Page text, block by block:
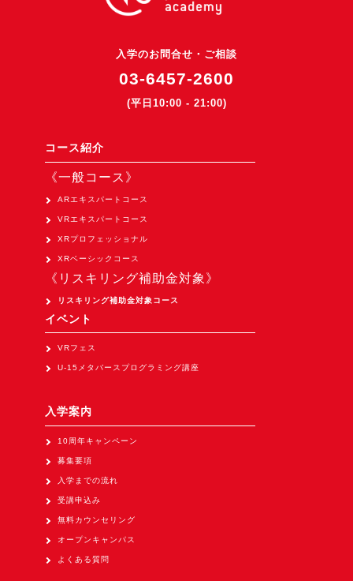
Apple Vision Pro アプリ開発研修
HoloLens 2 アプリ開発研修
《研究会》
XRビジネスフォーラム
《展示会》
TOKYO DIGICONX2026
（1/8～10東京ビッグサイト）に出展。
オートモーティブワールド2026
（1/21～23東京ビッグサイト）に出展。
Tsumiki Community Day 2026
《求人》
求人申込み
入学のお問合せ・ご相談
03-6457-2600
(平日10:00 - 21:00)
コース紹介
《一般コース》
ARエキスパートコース
VRエキスパートコース
XRプロフェッショナル
XRベーシックコース
《リスキリング補助金対象》
リスキリング補助金対象コース
イベント
VRフェス
U-15メタバースプログラミング講座
入学案内
10周年キャンペーン
募集要項
入学までの流れ
受講申込み
無料カウンセリング
オープンキャンパス
よくある質問